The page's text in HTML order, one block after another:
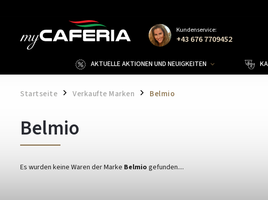
Kundenservice:
+43 676 7709452
AKTUELLE AKTIONEN UND NEUIGKEITEN
Startseite / Verkaufte Marken / Belmio
Belmio
Es wurden keine Waren der Marke Belmio gefunden....